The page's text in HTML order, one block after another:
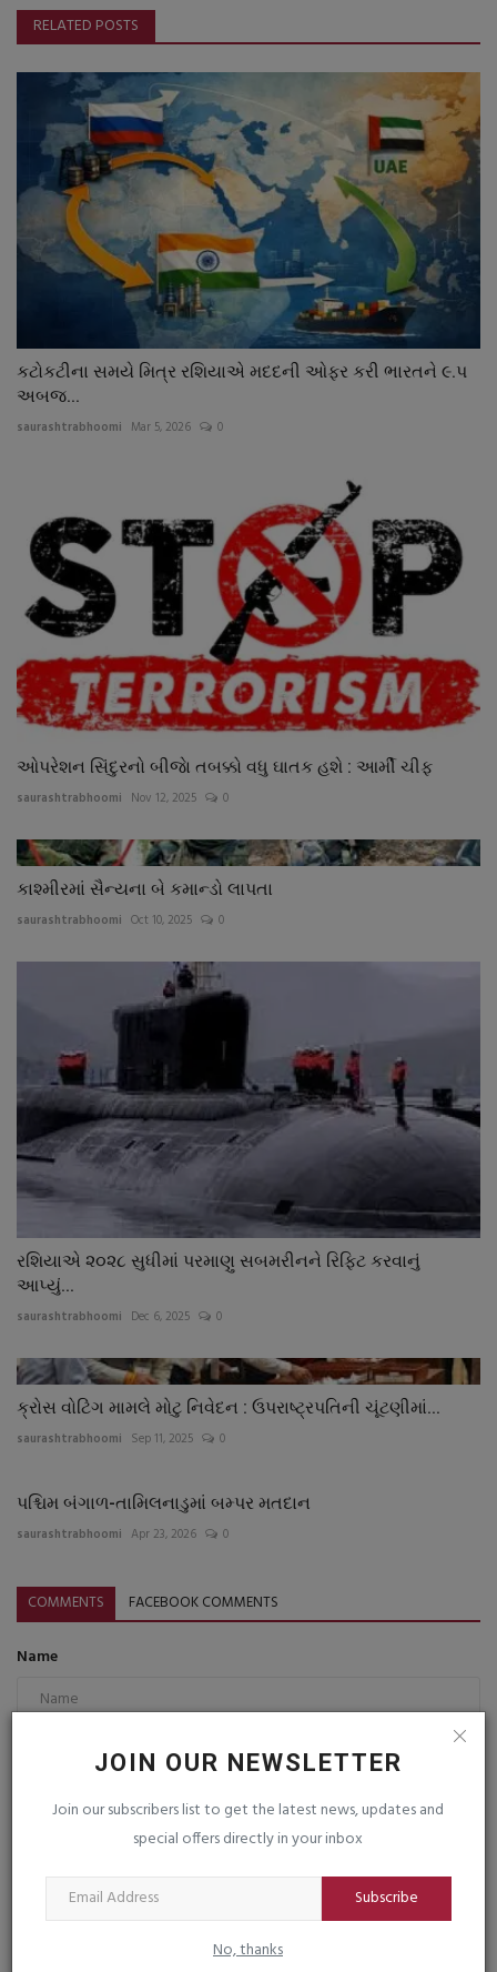
JOIN OUR NEWSLETTER
Join our subscribers list to get the latest news, updates and
special offers directly in your inbox
Subscribe
No, thanks
RELATED POSTS
કટોકટીના સમયે મિત્ર રશિયાએ મદદની ઓફર કરી ભારતને ૯.પ
અબજ...
saurashtrabhoomi Mar 5, 2026 0
ઓપરેશન સિંદુરનો બીજાે તબક્કો વધુ ઘાતક હશે : આર્મી ચીફ
saurashtrabhoomi Nov 12, 2025 0
કાશ્મીરમાં સૈન્યના બે કમાન્ડો લાપતા
saurashtrabhoomi Oct 10, 2025 0
રશિયાએ ૨૦૨૮ સુધીમાં પરમાણુ સબમરીનને રિફિટ કરવાનું
આપ્યું...
saurashtrabhoomi Dec 6, 2025 0
ક્રોસ વોટિંગ મામલે મોટુ નિવેદન : ઉપરાષ્ટ્રપતિની ચૂંટણીમાં...
saurashtrabhoomi Sep 11, 2025 0
પશ્ચિમ બંગાળ-તામિલનાડુમાં બમ્પર મતદાન
saurashtrabhoomi Apr 23, 2026 0
COMMENTS FACEBOOK COMMENTS
Name